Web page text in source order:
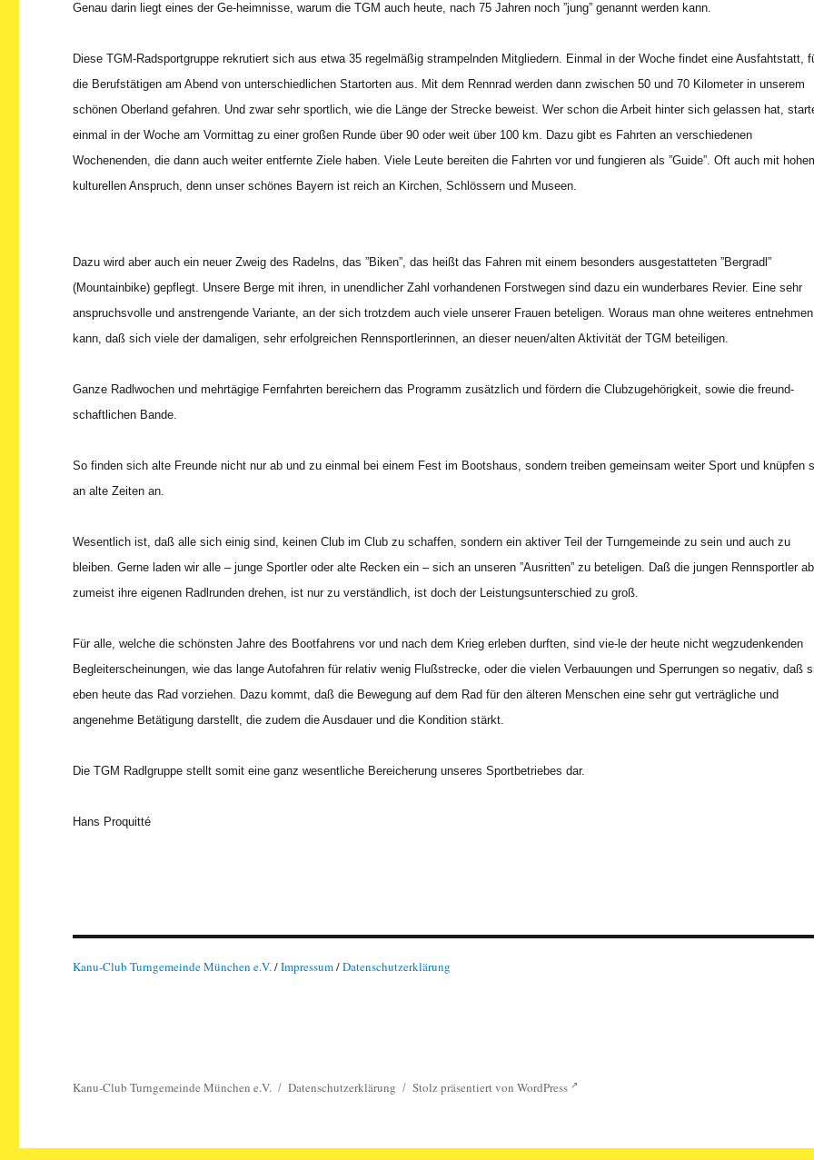
Genau darin liegt eines der Ge-heimnisse, warum die TGM auch heute, nach 75 Jahren noch ”jung” genannt werden kann.
Diese TGM-Radsportgruppe rekrutiert sich aus etwa 35 regelmäßig strampelnden Mitgliedern. Einmal in der Woche findet eine Ausfahtstatt,
die Berufstätigen am Abend von unterschiedlichen Startorten aus. Mit dem Rennrad werden dann zwischen 50 und 70 Kilometer in unserem
schönen Oberland gefahren. Und zwar sehr sportlich, wie die Länge der Strecke beweist. Wer schon die Arbeit hinter sich gelassen hat,
einmal in der Woche am Vormittag zu einer großen Runde über 90 oder weit über 100 km. Dazu gibt es Fahrten an verschiedenen
Wochenenden, die dann auch weiter entfernte Ziele haben. Viele Leute bereiten die Fahrten vor und fungieren als ”Guide”. Oft auch mit
kulturellen Anspruch, denn unser schönes Bayern ist reich an Kirchen, Schlössern und Museen.
Dazu wird aber auch ein neuer Zweig des Radelns, das ”Biken”, das heißt das Fahren mit einem besonders ausgestatteten ”Bergradl”
(Mountainbike) gepflegt. Unsere Berge mit ihren, in unendlicher Zahl vorhandenen Forstwegen sind dazu ein wunderbares Revier. Eine sehr
anspruchsvolle und anstrengende Variante, an der sich trotzdem auch viele unserer Frauen beteligen. Woraus man ohne weiteres entnehmen
kann, daß sich viele der damaligen, sehr erfolgreichen Rennsportlerinnen, an dieser neuen/alten Aktivität der TGM beteiligen.
Ganze Radlwochen und mehrtägige Fernfahrten bereichern das Programm zusätzlich und fördern die Clubzugehörigkeit, sowie die freund-
schaftlichen Bande.
So finden sich alte Freunde nicht nur ab und zu einmal bei einem Fest im Bootshaus, sondern treiben gemeinsam weiter Sport und knüpfen
an alte Zeiten an.
Wesentlich ist, daß alle sich einig sind, keinen Club im Club zu schaffen, sondern ein aktiver Teil der Turngemeinde zu sein und auch zu
bleiben. Gerne laden wir alle – junge Sportler oder alte Recken ein – sich an unseren ”Ausritten” zu beteligen. Daß die jungen Rennsportler
zumeist ihre eigenen Radlrunden drehen, ist nur zu verständlich, ist doch der Leistungsunterschied zu groß.
Für alle, welche die schönsten Jahre des Bootfahrens vor und nach dem Krieg erleben durften, sind vie-le der heute nicht wegzudenkenden
Begleiterscheinungen, wie das lange Autofahren für relativ wenig Flußstrecke, oder die vielen Verbauungen und Sperrungen so negativ, daß
eben heute das Rad vorziehen. Dazu kommt, daß die Bewegung auf dem Rad für den älteren Menschen eine sehr gut verträgliche und
angenehme Betätigung darstellt, die zudem die Ausdauer und die Kondition stärkt.
Die TGM Radlgruppe stellt somit eine ganz wesentliche Bereicherung unseres Sportbetriebes dar.
Hans Proquitté
Kanu-Club Turngemeinde München e.V./Impressum/Datenschutzerklärung
Kanu-Club Turngemeinde München e.V. Datenschutzerklärung Stolz präsentiert von WordPress